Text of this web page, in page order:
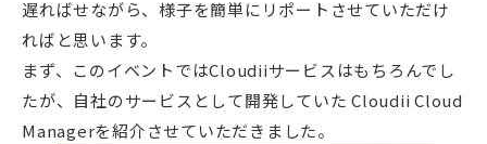
遅ればせながら、様子を簡単にリポートさせていただけ
ればと思います。
まず、このイベントではCloudiiサービスはもちろんでし
たが、自社のサービスとして開発していた Cloudii Cloud
Managerを紹介させていただきました。